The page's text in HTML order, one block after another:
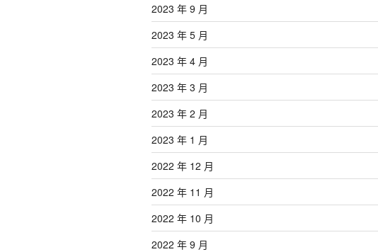
2023 年 9 月
2023 年 5 月
2023 年 4 月
2023 年 3 月
2023 年 2 月
2023 年 1 月
2022 年 12 月
2022 年 11 月
2022 年 10 月
2022 年 9 月